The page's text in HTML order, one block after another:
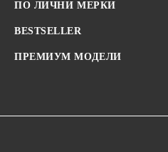
ПО ЛИЧНИ МЕРКИ
BESTSELLER
ПРЕМИУМ МОДЕЛИ